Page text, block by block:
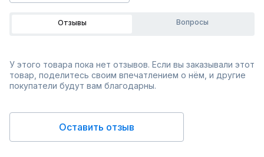
Отзывы Вопросы
У этого товара пока нет отзывов. Если вы заказывали этот
товар, поделитесь своим впечатлением о нём, и другие
покупатели будут вам благодарны.
Оставить отзыв